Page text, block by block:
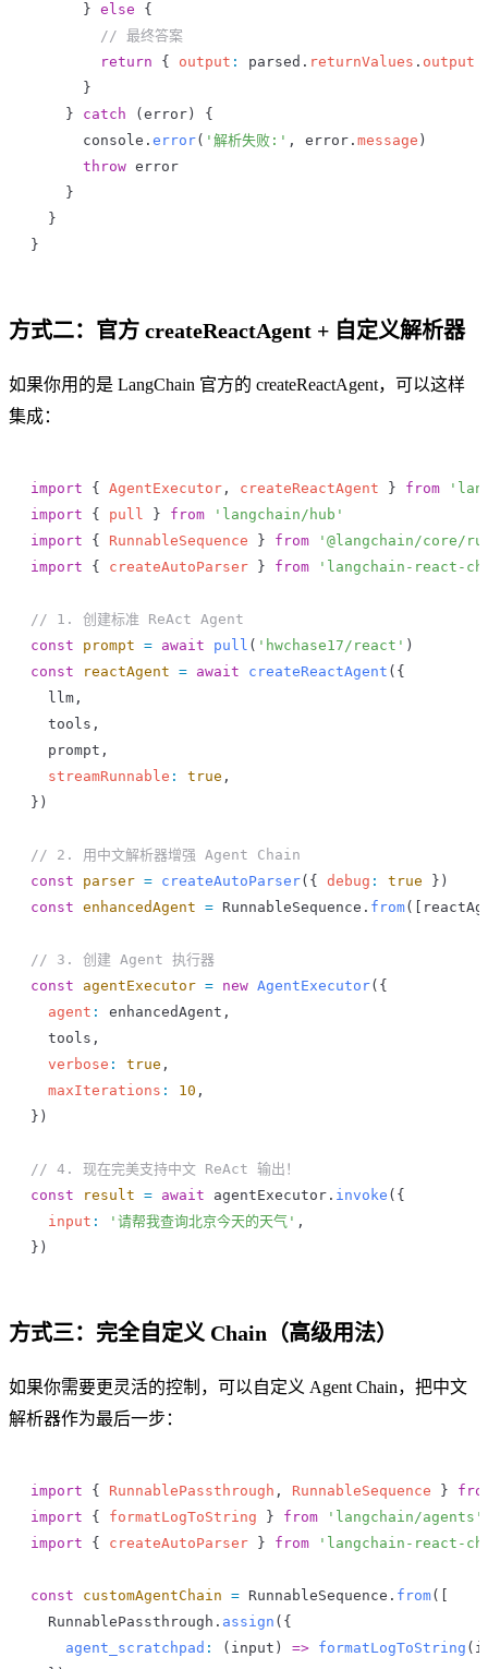
      }
else {
        // 最终答案
        return
{ output : parsed . returnValues . output
      }
    }
catch ( error ) {
      console
. error( '解析失败:' , error . message )
      throw
error
    }
  }
}
方式二：官方 createReactAgent + 自定义解析器
如果你用的是 LangChain 官方的 createReactAgent，可以这样
集成：
import { AgentExecutor , createReactAgent } from
import { pull } from 'langchain/hub'
import { RunnableSequence } from '@langchain/core/
import { createAutoParser } from 'langchain-react-
// 1. 创建标准 ReAct Agent
const prompt = await pull ( 'hwchase17/react' )
const reactAgent = await createReactAgent ({
  llm
,
  tools
,
  prompt
,
  streamRunnable
: true ,
})
// 2. 用中文解析器增强 Agent Chain
const parser = createAutoParser({ debug : true })
const enhancedAgent = RunnableSequence . from([
// 3. 创建 Agent 执行器
const agentExecutor = new AgentExecutor({
  agent
: enhancedAgent ,
  tools
,
  verbose
: true ,
  maxIterations
: 10 ,
})
// 4. 现在完美支持中文 ReAct 输出！
const result = await agentExecutor . invoke ({
  input
: '请帮我查询北京今天的天气' ,
})
方式三：完全自定义 Chain（高级用法）
如果你需要更灵活的控制，可以自定义 Agent Chain，把中文
解析器作为最后一步：
import { RunnablePassthrough , RunnableSequence }
import { formatLogToString } from 'langchain/agents'
import { createAutoParser } from 'langchain-react-
const customAgentChain = RunnableSequence . from([
  RunnablePassthrough
. assign ({
    agent_scratchpad
: ( input ) => formatLogToString (